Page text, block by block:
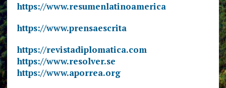
https://www.resumenlatinoamerica
https://www.prensaescrita
https://revistadiplomatica.com
https://www.resolver.se
https://www.aporrea.org